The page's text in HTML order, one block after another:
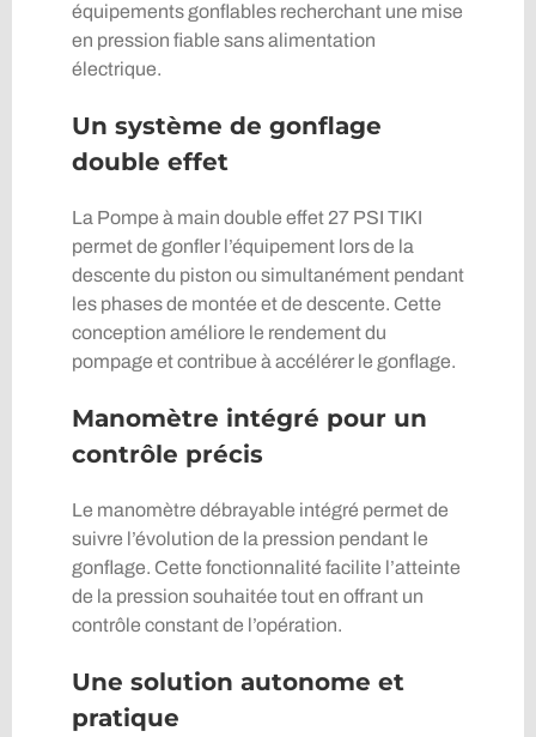
équipements gonflables recherchant une mise
en pression fiable sans alimentation
électrique.
Un système de gonflage
double effet
La Pompe à main double effet 27 PSI TIKI
permet de gonfler l’équipement lors de la
descente du piston ou simultanément pendant
les phases de montée et de descente. Cette
conception améliore le rendement du
pompage et contribue à accélérer le gonflage.
Manomètre intégré pour un
contrôle précis
Le manomètre débrayable intégré permet de
suivre l’évolution de la pression pendant le
gonflage. Cette fonctionnalité facilite l’atteinte
de la pression souhaitée tout en offrant un
contrôle constant de l’opération.
Une solution autonome et
pratique